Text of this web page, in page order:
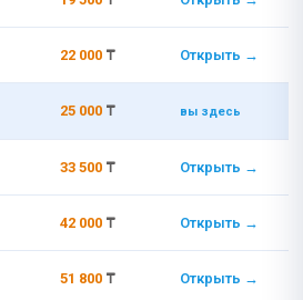
22 000 ₸ Открыть →
25 000 ₸ вы здесь
33 500 ₸ Открыть →
42 000 ₸ Открыть →
51 800 ₸ Открыть →